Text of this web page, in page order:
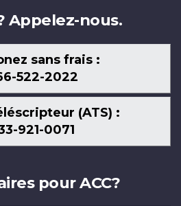
Appelez-nous.
sans frais :
522-2022
(ATS) :
921-0071
pour ACC?